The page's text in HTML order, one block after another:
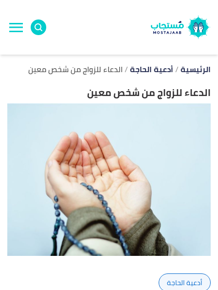
الرئيسية أدعية الحاجة الدعاء للزواج من شخص معين
الدعاء للزواج من شخص معين
أدعية الحاجة